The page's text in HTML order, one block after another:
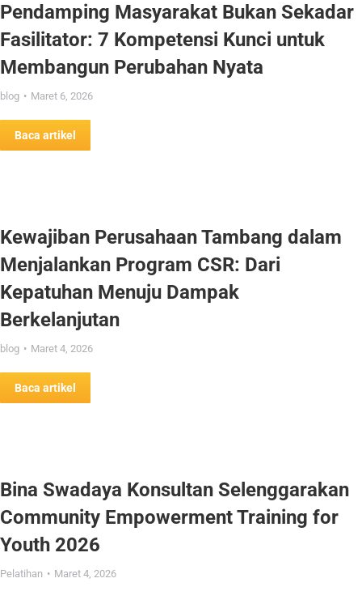
Pendamping Masyarakat Bukan Sekadar
Fasilitator: 7 Kompetensi Kunci untuk
Membangun Perubahan Nyata
blog Maret 6, 2026
Baca artikel
Kewajiban Perusahaan Tambang dalam
Menjalankan Program CSR: Dari
Kepatuhan Menuju Dampak
Berkelanjutan
blog Maret 4, 2026
Baca artikel
Bina Swadaya Konsultan Selenggarakan
Community Empowerment Training for
Youth 2026
Pelatihan Maret 4, 2026